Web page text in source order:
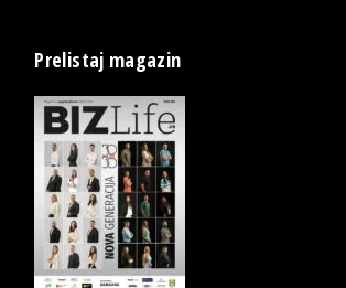
Prelistaj magazin